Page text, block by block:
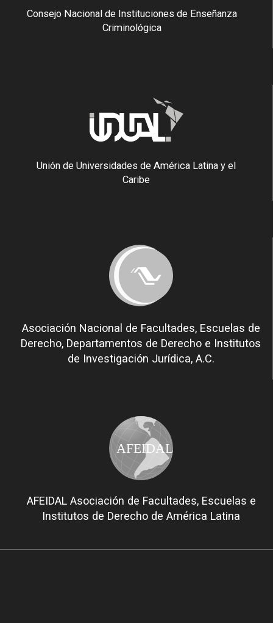
Consejo Nacional de Instituciones de Enseñanza
Criminológica
Unión de Universidades de América Latina y el
Caribe
Asociación Nacional de Facultades, Escuelas de
Derecho, Departamentos de Derecho e Institutos
de Investigación Jurídica, A.C.
AFEIDAL
AFEIDAL Asociación de Facultades, Escuelas e
Institutos de Derecho de América Latina